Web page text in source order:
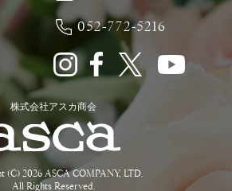
052-772-5216
株式会社アスカ商会
(C) 2026 ASCA COMPANY, LTD.
All Rights Reserved.